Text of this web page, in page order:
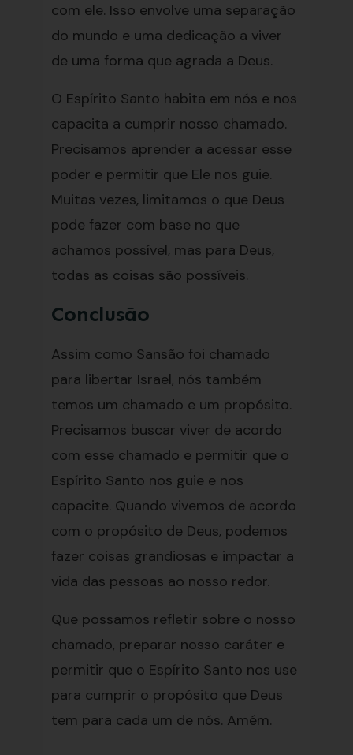
com ele. Isso envolve uma separação
do mundo e uma dedicação a viver
de uma forma que agrada a Deus.
O Espírito Santo habita em nós e nos
capacita a cumprir nosso chamado.
Precisamos aprender a acessar esse
poder e permitir que Ele nos guie.
Muitas vezes, limitamos o que Deus
pode fazer com base no que
achamos possível, mas para Deus,
todas as coisas são possíveis.
Conclusão
Assim como Sansão foi chamado
para libertar Israel, nós também
temos um chamado e um propósito.
Precisamos buscar viver de acordo
com esse chamado e permitir que o
Espírito Santo nos guie e nos
capacite. Quando vivemos de acordo
com o propósito de Deus, podemos
fazer coisas grandiosas e impactar a
vida das pessoas ao nosso redor.
Que possamos refletir sobre o nosso
chamado, preparar nosso caráter e
permitir que o Espírito Santo nos use
para cumprir o propósito que Deus
tem para cada um de nós. Amém.